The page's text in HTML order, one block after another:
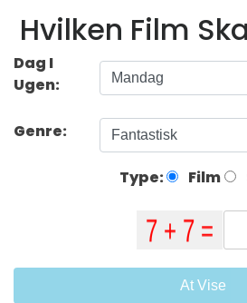
Hvilken Film
Dag I
Ugen:
Genre:
Type: Film
At Vise